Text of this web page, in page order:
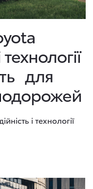
для
і технології